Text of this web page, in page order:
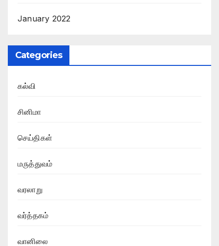
January 2022
Categories
கல்வி
சினிமா
செய்திகள்
மருத்துவம்
வரலாறு
வர்த்தகம்
வானிலை